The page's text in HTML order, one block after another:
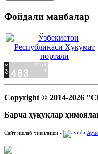
Фойдали манбалар
Copyright © 2014-2026
Барча ҳуқуқлар
Сайт ишлаб чикилиши -